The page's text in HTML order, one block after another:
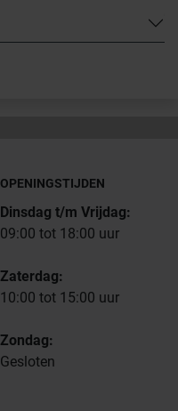
OPENINGSTIJDEN
Dinsdag t/m Vrijdag:
09:00 tot 18:00 uur
Zaterdag:
10:00 tot 15:00 uur
Zondag:
Gesloten